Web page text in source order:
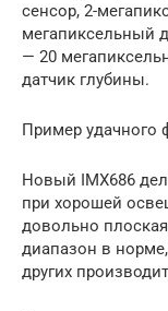
сенсор, 2-
мегапиксельный
— 20
датчик глубины.
Пример удачного
Новый IMX686
при хорошей
довольно
диапазон в
других